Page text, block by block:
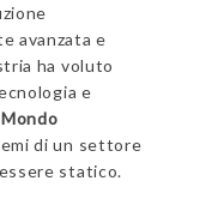
avanzata e
ha voluto
e
Mondo
di un settore
statico.